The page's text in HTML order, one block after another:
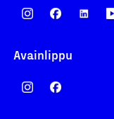
Avainlippu